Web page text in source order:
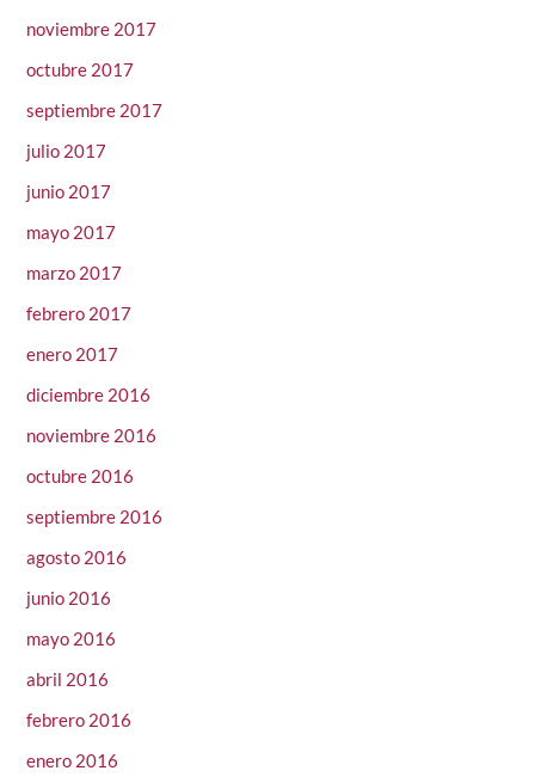
noviembre 2017
octubre 2017
septiembre 2017
julio 2017
junio 2017
mayo 2017
marzo 2017
febrero 2017
enero 2017
diciembre 2016
noviembre 2016
octubre 2016
septiembre 2016
agosto 2016
junio 2016
mayo 2016
abril 2016
febrero 2016
enero 2016